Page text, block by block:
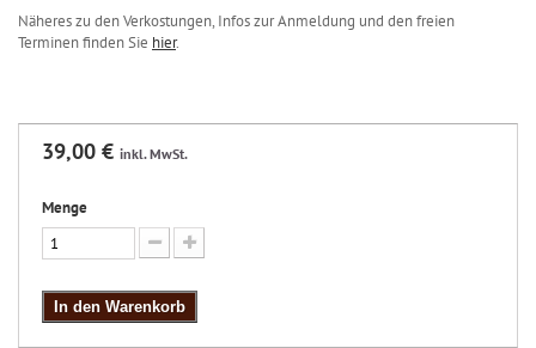
Näheres zu den Verkostungen, Infos zur Anmeldung und den freien
Terminen finden Sie hier.
39,00 € inkl. MwSt.
Menge
In den Warenkorb